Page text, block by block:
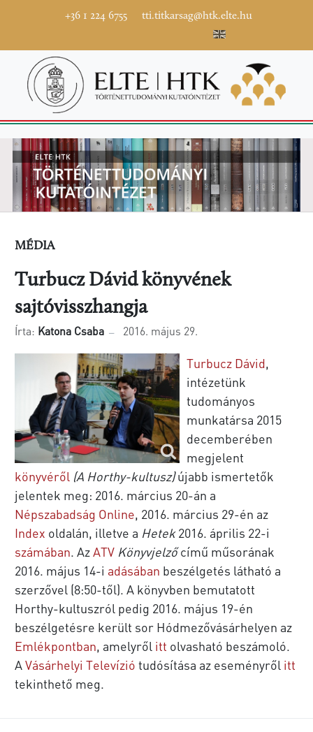
+36 1 224 6755 tti.titkarsag@htk.elte.hu
MÉDIA
Turbucz Dávid könyvének
sajtóvisszhangja
Írta: Katona Csaba 2016. május 29.
Turbucz Dávid,
intézetünk
tudományos
munkatársa 2015
decemberében
megjelent
könyvéről (A Horthy-kultusz)újabb ismertetők
jelentek meg: 2016. március 20-án a
Népszabadság Online, 2016. március 29-én az
Index oldalán, illetve a Hetek2016. április 22-i
számában. AzATV Könyvjelzőcímű műsorának
2016. május 14-i adásában beszélgetés látható a
szerzővel (8:50-től). A könyvben bemutatott
Horthy-kultuszról pedig 2016. május 19-én
beszélgetésre került sor Hódmezővásárhelyen az
Emlékpontban, amelyről itt olvasható beszámoló.
AVásárhelyi Televízió tudósítása az eseményről itt
tekinthető meg.